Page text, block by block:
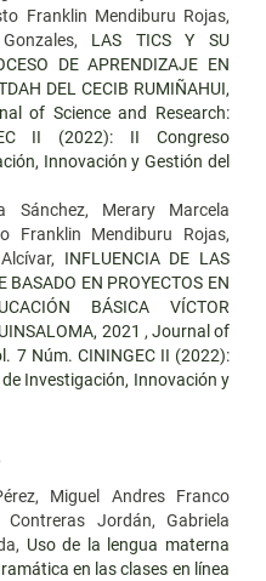
Franklin Mendiburu Rojas,
LAS TICS Y SU
DE APRENDIZAJE EN
DEL CECIB RUMIÑAHUI,
of Science and Research:
II (2022): II Congreso
Innovación y Gestión del
Sánchez, Merary Marcela
Franklin Mendiburu Rojas,
INFLUENCIA DE LAS
BASADO EN PROYECTOS EN
BÁSICA VÍCTOR
2021 , Journal of
7 Núm. CININGEC II (2022):
Investigación, Innovación y
Miguel Andres Franco
Jordán, Gabriela
Uso de la lengua materna
en las clases en línea